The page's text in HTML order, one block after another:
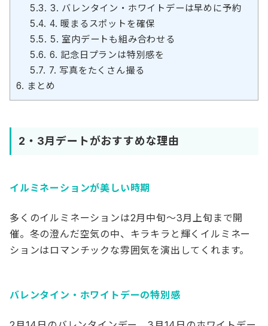
5.3. 3. バレンタイン・ホワイトデーは早めに予約
5.4. 4. 暖まるスポットを確保
5.5. 5. 室内デートも組み合わせる
5.6. 6. 記念日プランは特別感を
5.7. 7. 写真をたくさん撮る
6. まとめ
2・3月デートがおすすめな理由
イルミネーションが美しい時期
多くのイルミネーションは2月中旬〜3月上旬まで開
催。冬の澄んだ空気の中、キラキラと輝くイルミネー
ションはロマンチックな雰囲気を演出してくれます。
バレンタイン・ホワイトデーの特別感